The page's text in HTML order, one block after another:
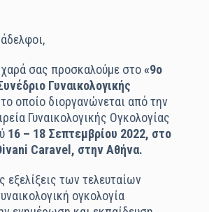
χαρά σας προσκαλούμε στο«9ο
Γυναικολογικής
το οποίο διοργανώνεται από την
Γυναικολογικής Ογκολογίας
16 – 18 Σεπτεμβρίου 2022, στο
Caravel, στην Αθήνα.
εξελίξεις των τελευταίων
ογκολογία